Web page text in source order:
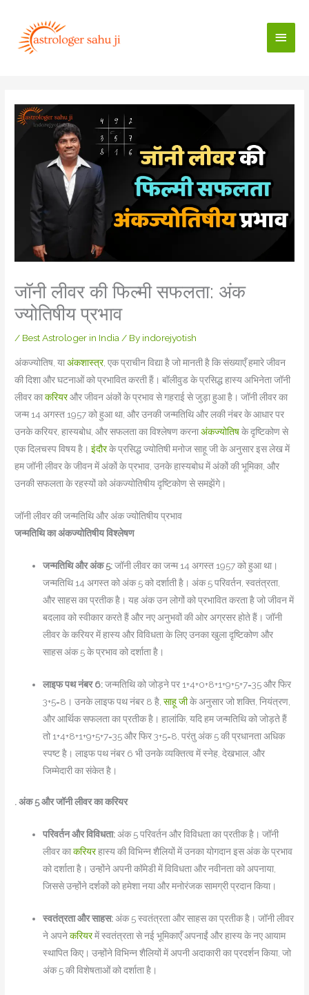
content
Main
जॉनी लीवर की फिल्मी सफलता: अंक
ज्योतिषीय प्रभाव
/ Best Astrologer in India/ By indorejyotish
अंकज्योतिष, याअंकशास्त्र, एक प्राचीन विद्या है जो मानती है कि संख्याएँ हमारे जीवन
की दिशा और घटनाओं को प्रभावित करती हैं। बॉलीवुड के प्रसिद्ध हास्य अभिनेता जॉनी
लीवर काकरियरऔर जीवन अंकों के प्रभाव से गहराई से जुड़ा हुआ है। जॉनी लीवर का
जन्म 14 अगस्त 1957 को हुआ था, और उनकी जन्मतिथि और लकी नंबर के आधार पर
उनके करियर, हास्यबोध, और सफलता का विश्लेषण करनाअंकज्योतिषके दृष्टिकोण से
एक दिलचस्प विषय है। इंदौरके प्रसिद्ध ज्योतिषी मनोज साहू जी के अनुसार इस लेख में
हम जॉनी लीवर के जीवन में अंकों के प्रभाव, उनके हास्यबोध में अंकों की भूमिका, और
उनकी सफलता के रहस्यों को अंकज्योतिषीय दृष्टिकोण से समझेंगे।
जॉनी लीवर की जन्मतिथि और अंक ज्योतिषीय प्रभाव
जन्मतिथि का अंकज्योतिषीय विश्लेषण
जन्मतिथि और अंक 5:जॉनी लीवर का जन्म 14 अगस्त 1957 को हुआ था।
जन्मतिथि 14 अगस्त को अंक 5 को दर्शाती है। अंक 5 परिवर्तन, स्वतंत्रता,
और साहस का प्रतीक है। यह अंक उन लोगों को प्रभावित करता है जो जीवन में
बदलाव को स्वीकार करते हैं और नए अनुभवों की ओर अग्रसर होते हैं। जॉनी
लीवर के करियर में हास्य और विविधता के लिए उनका खुला दृष्टिकोण और
साहस अंक 5 के प्रभाव को दर्शाता है।
लाइफ पथ नंबर 6:जन्मतिथि को जोड़ने पर 1+4+0+8+1+9+5+7=35 और फिर
3+5=8। उनके लाइफ पथ नंबर 8 है,साहू जीके अनुसार जो शक्ति, नियंत्रण,
और आर्थिक सफलता का प्रतीक है। हालांकि, यदि हम जन्मतिथि को जोड़ते हैं
तो 1+4+8+1+9+5+7=35 और फिर 3+5=8, परंतु अंक 5 की प्रधानता अधिक
स्पष्ट है। लाइफ पथ नंबर 6 भी उनके व्यक्तित्व में स्नेह, देखभाल, और
जिम्मेदारी का संकेत है।
. अंक 5 और जॉनी लीवर का करियर
परिवर्तन और विविधता:अंक 5 परिवर्तन और विविधता का प्रतीक है। जॉनी
लीवर काकरियरहास्य की विभिन्न शैलियों में उनका योगदान इस अंक के प्रभाव
को दर्शाता है। उन्होंने अपनी कॉमेडी में विविधता और नवीनता को अपनाया,
जिससे उन्होंने दर्शकों को हमेशा नया और मनोरंजक सामग्री प्रदान किया।
स्वतंत्रता और साहस:अंक 5 स्वतंत्रता और साहस का प्रतीक है। जॉनी लीवर
ने अपनेकरियरमें स्वतंत्रता से नई भूमिकाएँ अपनाईं और हास्य के नए आयाम
स्थापित किए। उन्होंने विभिन्न शैलियों में अपनी अदाकारी का प्रदर्शन किया, जो
अंक 5 की विशेषताओं को दर्शाता है।